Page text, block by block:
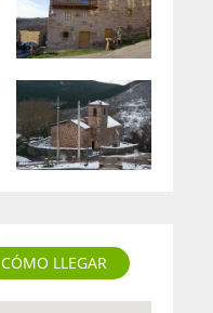
CÓMO LLEGAR